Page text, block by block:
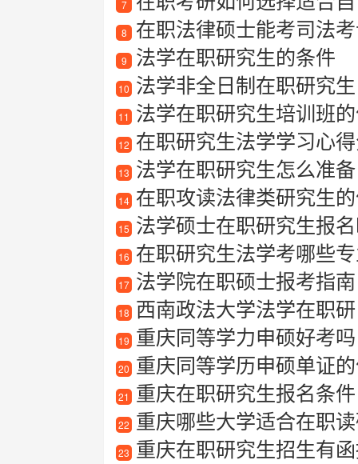
7
8 在职法律硕士能考司法
9 法学在职研究生的条件
10 法学非全日制在职研究生
11 法学在职研究生培训班
12 在职研究生法学学习心
13 法学在职研究生怎么准备
14 在职攻读法律类研究生的
15 法学硕士在职研究生报
16 在职研究生法学考哪些
17 法学院在职硕士报考指
18 西南政法大学法学在职研
19 重庆同等学力申硕好考吗
20 重庆同等学历申硕单证
21 重庆在职研究生报名条件
22 重庆哪些大学适合在职
23 重庆在职研究生招生有